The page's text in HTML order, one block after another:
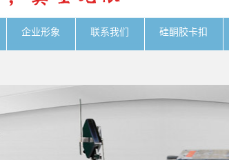
企业形象 联系我们 硅酮胶卡扣